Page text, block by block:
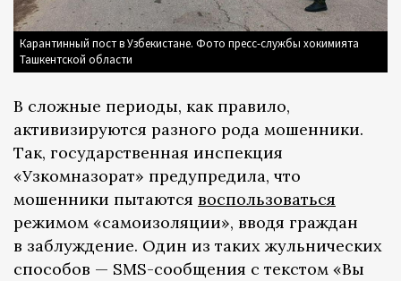
Карантинный пост в Узбекистане. Фото пресс-службы хокимията
Ташкентской области
В сложные периоды, как правило,
активизируются разного рода мошенники.
Так, государственная инспекция
«Узкомназорат» предупредила, что
мошенники пытаются воспользоваться
режимом «самоизоляции», вводя граждан
в заблуждение. Один из таких жульнических
способов — SMS-сообщения с текстом «Вы